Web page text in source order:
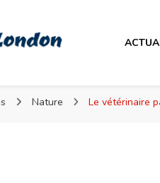
Nature Le vétérinaire